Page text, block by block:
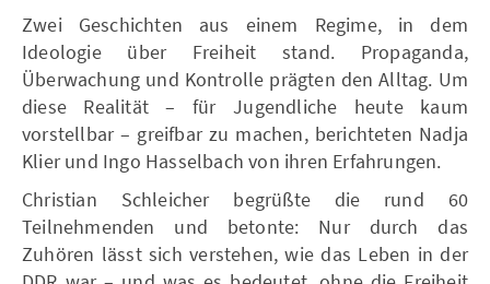
Zwei Geschichten aus einem Regime, in dem
Ideologie über Freiheit stand. Propaganda,
Überwachung und Kontrolle prägten den Alltag. Um
diese Realität – für Jugendliche heute kaum
vorstellbar – greifbar zu machen, berichteten Nadja
Klier und Ingo Hasselbach von ihren Erfahrungen.
Christian Schleicher begrüßte die rund 60
Teilnehmenden und betonte: Nur durch das
Zuhören lässt sich verstehen, wie das Leben in der